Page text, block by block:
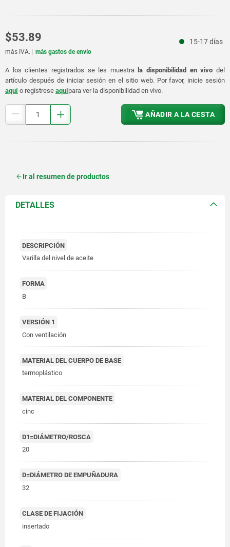
$53.89 15-17 días
más IVA. más gastos de envío
A los clientes registrados se les muestrala disponibilidad en vivo del
artículo después de iniciar sesión en el sitio web. Por favor, inicie sesión
aquí o regístrese aquípara ver la disponibilidad en vivo.
AÑADIR A LA CESTA
Ir al resumen de productos
DETALLES
DESCRIPCIÓN
Varilla del nivel de aceite
FORMA
B
VERSIÓN 1
Con ventilación
MATERIAL DEL CUERPO DE BASE
termoplástico
MATERIAL DEL COMPONENTE
cinc
D1=DIÁMETRO/ROSCA
20
D=DIÁMETRO DE EMPUÑADURA
32
CLASE DE FIJACIÓN
insertado